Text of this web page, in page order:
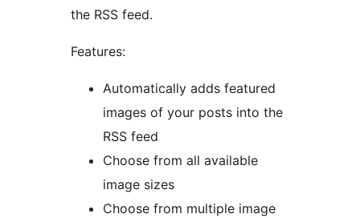
the RSS feed.
Features:
Automatically adds featured
images of your posts into the
RSS feed
Choose from all available
image sizes
Choose from multiple image